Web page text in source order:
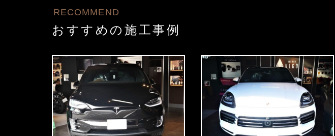
RECOMMEND
おすすめの施工事例